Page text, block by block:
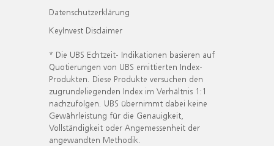
Datenschutzerklärung
KeyInvest Disclaimer
* Die UBS Echtzeit- Indikationen basieren auf
Quotierungen von UBS emittierten Index-
Produkten. Diese Produkte versuchen den
zugrundeliegenden Index im Verhältnis 1:1
nachzufolgen. UBS übernimmt dabei keine
Gewährleistung für die Genauigkeit,
Vollständigkeit oder Angemessenheit der
angewandten Methodik.